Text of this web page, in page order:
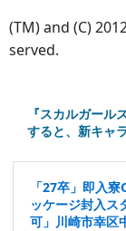
(TM) and (C)
served.
『スカルガール
すると、新キャ
「27卒」即入
ッケージ封入ス
可」川崎市幸区